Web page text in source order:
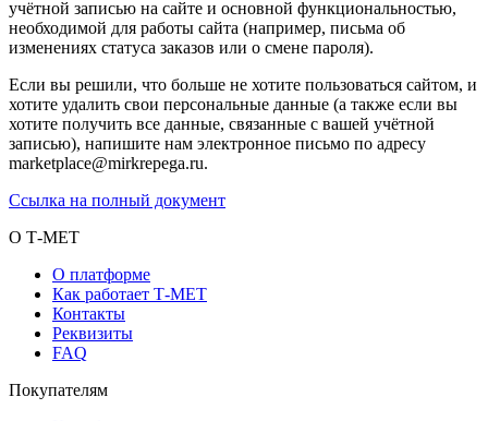
учётной записью на сайте и основной функциональностью,
необходимой для работы сайта (например, письма об
изменениях статуса заказов или о смене пароля).
Если вы решили, что больше не хотите пользоваться сайтом, и
хотите удалить свои персональные данные (а также если вы
хотите получить все данные, связанные с вашей учётной
записью), напишите нам электронное письмо по адресу
marketplace@mirkrepega.ru.
Ссылка на полный документ
О Т-МЕТ
О платформе
Как работает Т-МЕТ
Контакты
Реквизиты
FAQ
Покупателям